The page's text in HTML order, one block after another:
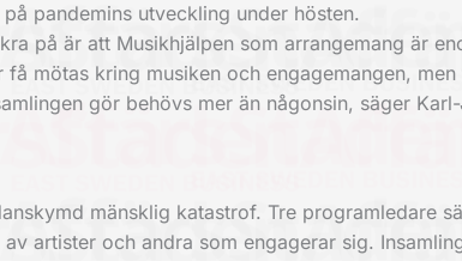
pandemins utveckling under hösten.
på är att Musikhjälpen som arrangemang är
mötas kring musiken och engagemangen,
gör behövs mer än någonsin, säger
mänsklig katastrof. Tre programledare
artister och andra som engagerar sig.